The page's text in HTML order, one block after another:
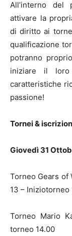
All’interno del
attivare la
di diritto ai
qualificazione
potranno
iniziare il loro
caratteristiche
passione!
Tornei &
Giovedì 31
Torneo Gears of
13 – Iniziotorneo
Torneo Mario
torneo 14.00